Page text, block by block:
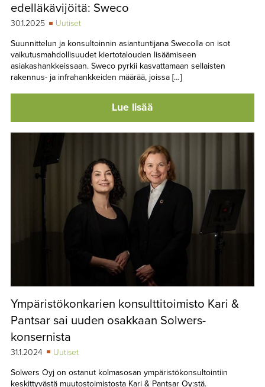
edelläkävijöitä: Sweco
30.1.2025
Uutiset
Suunnittelun ja konsultoinnin asiantuntijana Swecolla on isot
vaikutusmahdollisuudet kiertotalouden lisäämiseen
asiakashankkeissaan. Sweco pyrkii kasvattamaan sellaisten
rakennus- ja infrahankkeiden määrää, joissa […]
Lue lisää
Ympäristökonkarien konsulttitoimisto Kari &
Pantsar sai uuden osakkaan Solwers-
konsernista
31.1.2024
Uutiset
Solwers Oyj on ostanut kolmasosan ympäristökonsultointiin
keskittyvästä muutostoimistosta Kari & Pantsar Oy:stä.